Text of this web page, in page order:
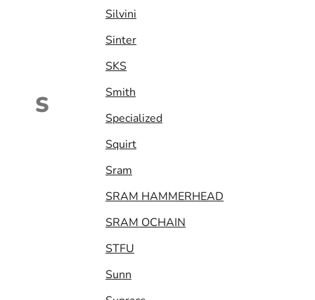
S
Silvini
Sinter
SKS
Smith
Specialized
Squirt
Sram
SRAM HAMMERHEAD
SRAM OCHAIN
STFU
Sunn